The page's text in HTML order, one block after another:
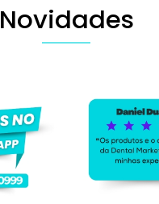
Novidades